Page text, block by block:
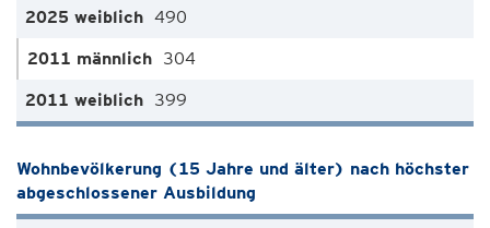
490
304
399
Wohnbevölkerung (15 Jahre und älter) nach höchster
abgeschlossener Ausbildung